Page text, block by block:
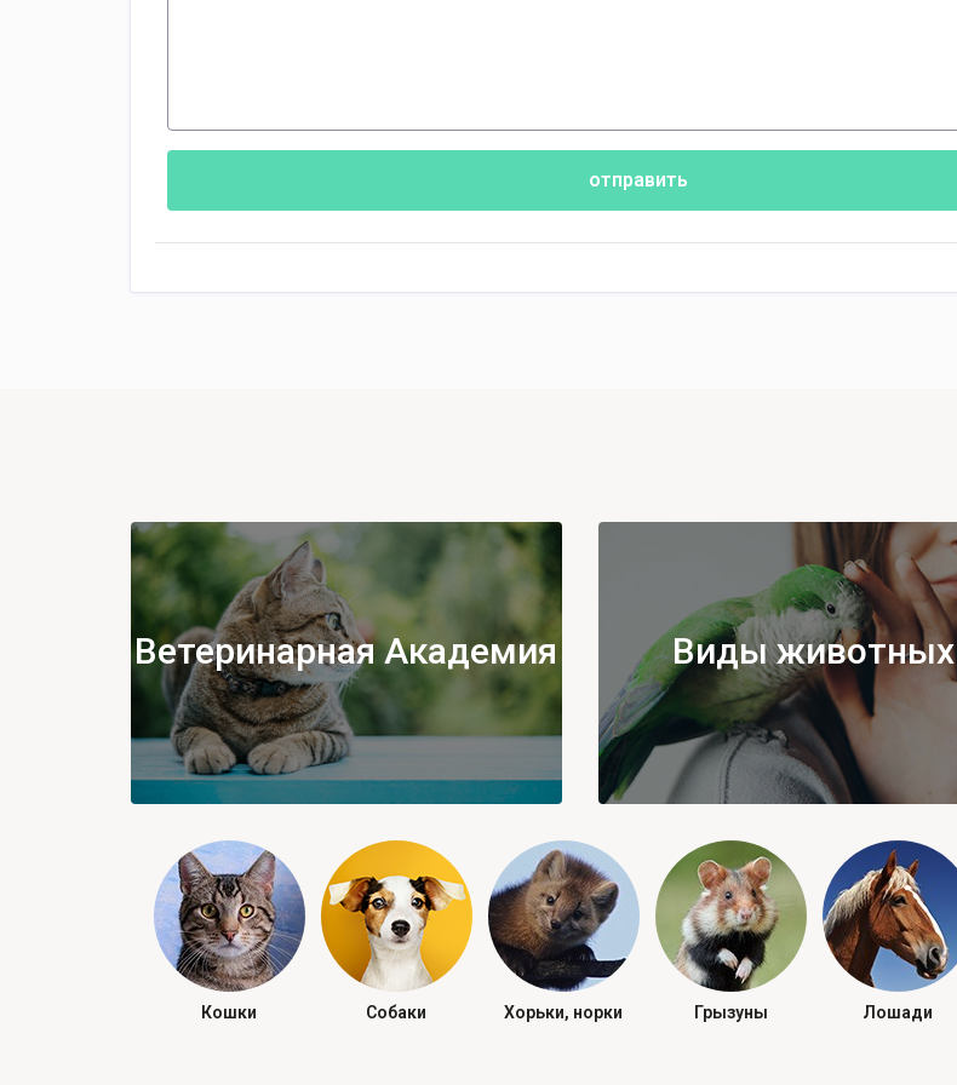
отправить
Ветеринарная Академия Виды животных
Кошки Собаки Хорьки, норки Грызуны Лошади